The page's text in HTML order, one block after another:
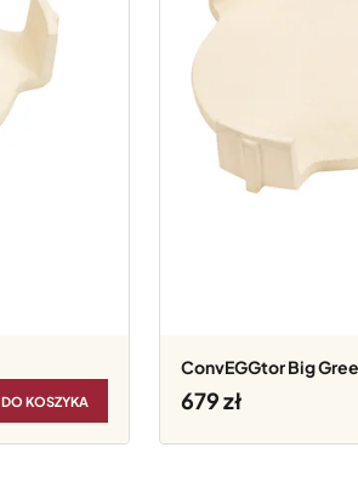
DO KOSZYKA
convEGGtor Big
679